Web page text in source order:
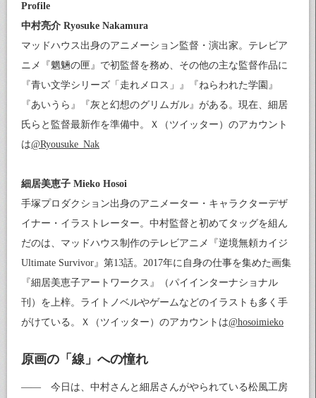
Profile
中村亮介 Ryosuke Nakamura
マッドハウス出身のアニメーション監督・演出家。テレビア
ニメ『魍魎の匣』で初監督を務め、その他の主な監督作品に
『青い文学シリーズ「走れメロス」』『ねらわれた学園』
『あいうら』『灰と幻想のグリムガル』がある。現在、細居
氏らと監督最新作を準備中。Ｘ（ツイッター）のアカウント
は@Ryousuke_Nak
細居美恵子 Mieko Hosoi
手塚プロダクション出身のアニメーター・キャラクターデザ
イナー・イラストレーター。中村監督と初めてタッグを組ん
だのは、マッドハウス制作のテレビアニメ『逆境無頼カイジ
Ultimate Survivor』第13話。2017年に自身の仕事を集めた画集
『細居美恵子アートワークス』（パイインターナショナル
刊）を上梓。ライトノベルやゲームなどのイラストも多く手
がけている。Ｘ（ツイッター）のアカウントは@hosoimieko
原画の「線」への憧れ
―― 今日は、中村さんと細居さんがやられている松風工房